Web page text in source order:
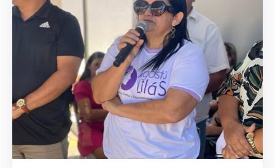
Secretarias
Atas
Responsabilidade
Transparência